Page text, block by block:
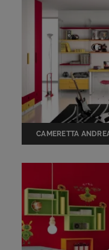
CAMERETTA